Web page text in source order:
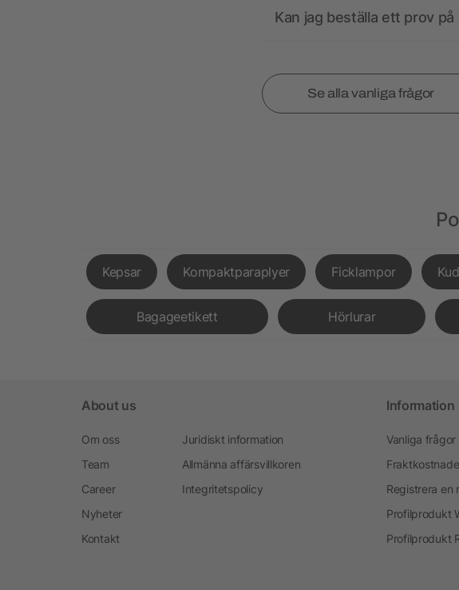
Kan jag beställa ett prov
Se alla vanliga frågor
Kepsar Kompaktparaplyer Ficklampor
Bagageetikett Hörlurar
About us
Om oss
Team
Career
Nyheter
Kontakt
Juridiskt information
Allmänna affärsvillkoren
Integritetspolicy
Information
Vanliga
Registrera en
Profilprodukt
Profilprodukt